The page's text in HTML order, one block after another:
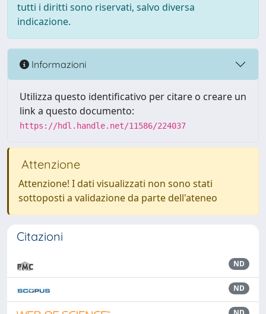
tutti i diritti sono riservati, salvo diversa
indicazione.
Informazioni
Utilizza questo identificativo per citare o creare un
link a questo documento:
https://hdl.handle.net/11586/224037
Attenzione
Attenzione! I dati visualizzati non sono stati
sottoposti a validazione da parte dell'ateneo
Citazioni
ND
ND